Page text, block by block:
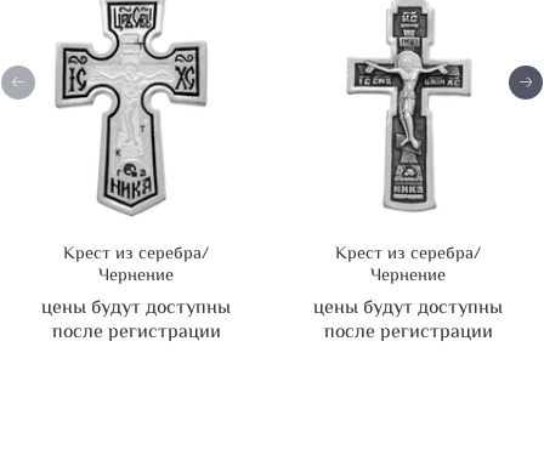
Крест из серебра/
Чернение
цены будут доступны
после регистрации
Крест из серебра/
Чернение
цены будут доступны
после регистрации